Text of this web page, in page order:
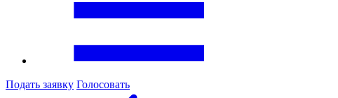
Подать заявку Голосовать